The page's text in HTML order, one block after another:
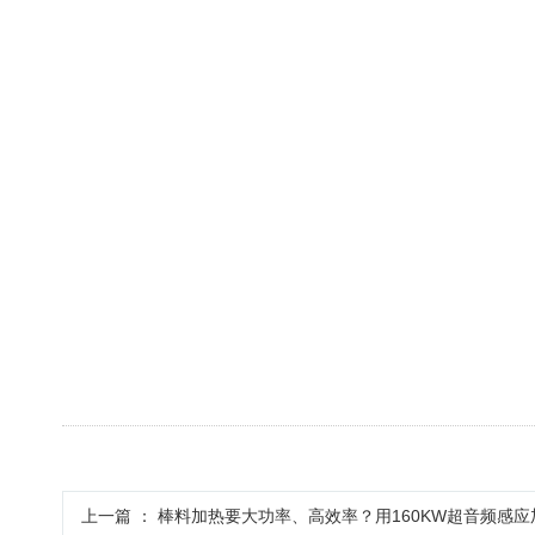
上一篇 ： 棒料加热要大功率、高效率？用160KW超音频感应